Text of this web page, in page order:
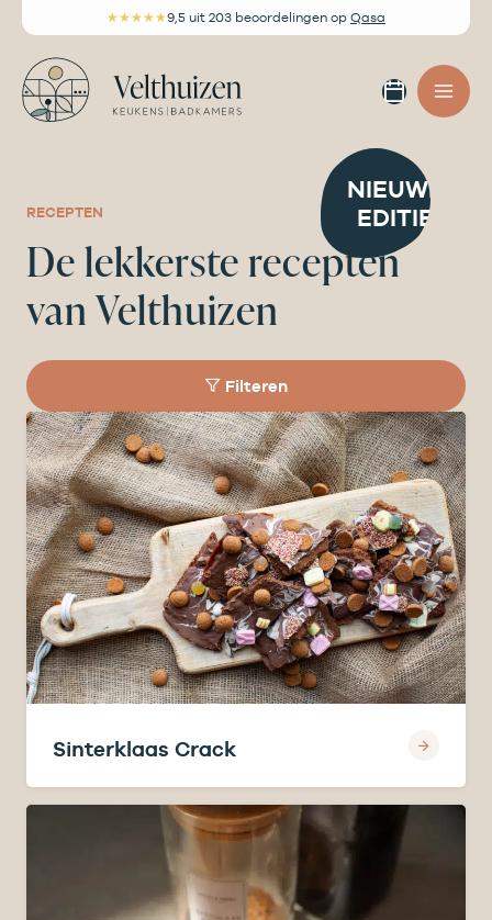
inhoud
★★★★★9,5 uit 203 beoordelingen op Qasa
maken
RECEPTEN
De lekkerste recepten
van Velthuizen
Filteren
Sinterklaas Crack
NIEUWE
EDITIE